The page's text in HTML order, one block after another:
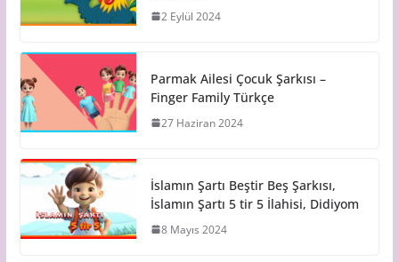
2 Eylül 2024
Parmak Ailesi Çocuk Şarkısı –
Finger Family Türkçe
27 Haziran 2024
İslamın Şartı Beştir Beş Şarkısı,
İslamın Şartı 5 tir 5 İlahisi, Didiyom
8 Mayıs 2024